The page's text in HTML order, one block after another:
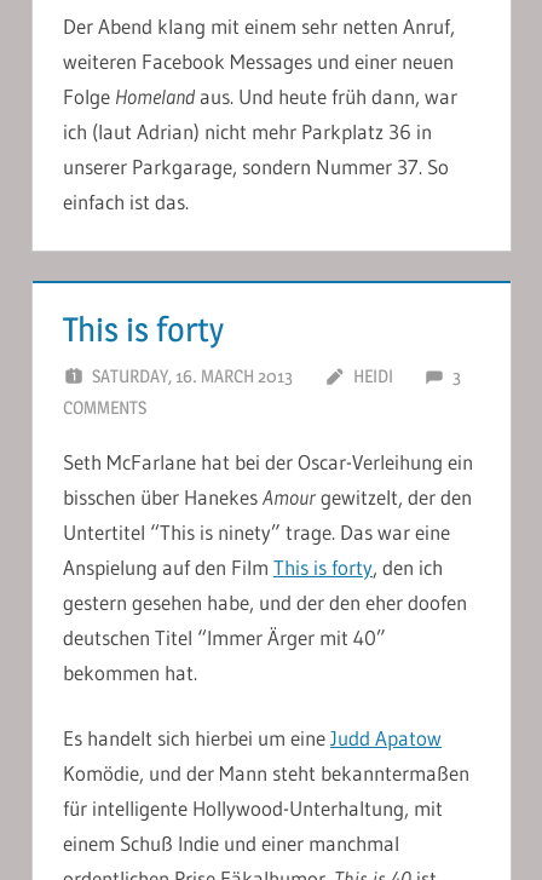
Der Abend klang mit einem sehr netten Anruf,
weiteren Facebook Messages und einer neuen
Folge Homelandaus. Und heute früh dann, war
ich (laut Adrian) nicht mehr Parkplatz 36 in
unserer Parkgarage, sondern Nummer 37. So
einfach ist das.
This is forty
SATURDAY, 16. MARCH 2013 HEIDI
3
COMMENTS
Seth McFarlane hat bei der Oscar-Verleihung ein
bisschen über HanekesAmourgewitzelt, der den
Untertitel “This is ninety” trage. Das war eine
Anspielung auf den Film This is forty, den ich
gestern gesehen habe, und der den eher doofen
deutschen Titel “Immer Ärger mit 40”
bekommen hat.
Es handelt sich hierbei um eineJudd Apatow
Komödie, und der Mann steht bekanntermaßen
für intelligente Hollywood-Unterhaltung, mit
einem Schuß Indie und einer manchmal